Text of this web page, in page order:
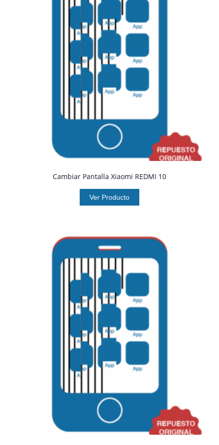
Cambiar Pantalla Xiaomi REDMI 10
Ver Producto